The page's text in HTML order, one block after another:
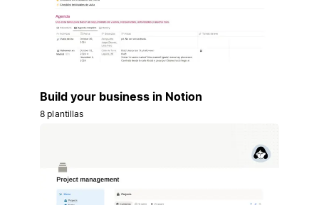
Build your business in Notion
8 plantillas